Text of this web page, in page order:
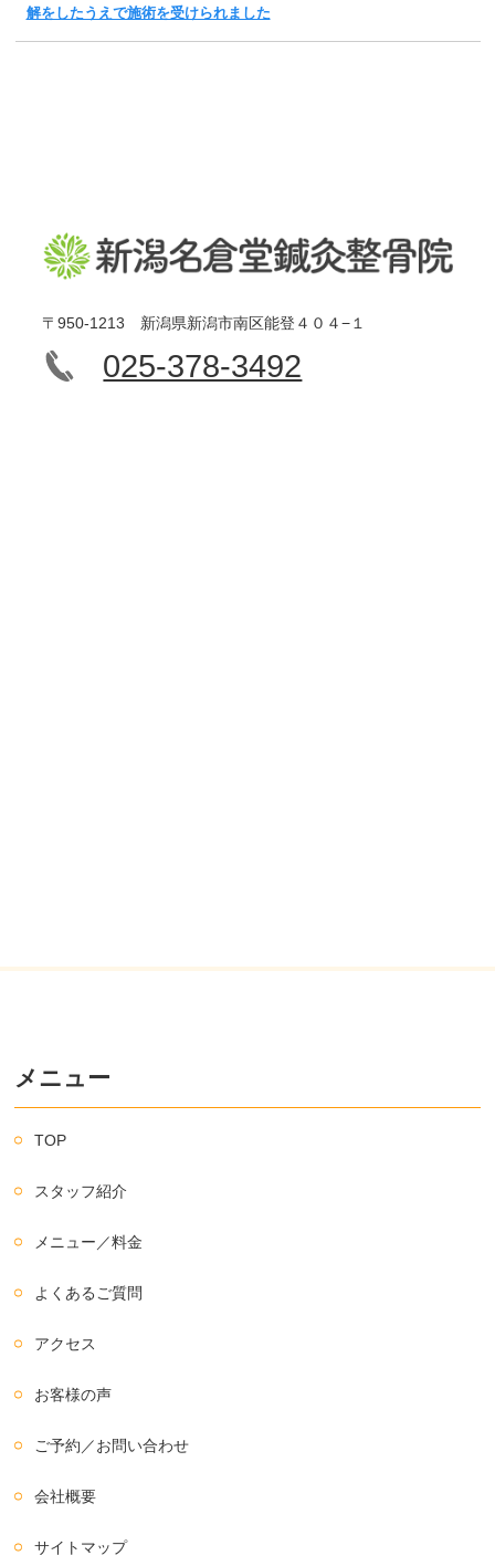
解をしたうえで施術を受けられました
〒950-1213 新潟県新潟市南区能登４０４−１
025-378-3492
メニュー
TOP
スタッフ紹介
メニュー／料金
よくあるご質問
アクセス
お客様の声
ご予約／お問い合わせ
会社概要
サイトマップ